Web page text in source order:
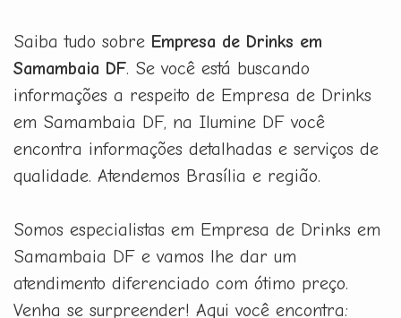
Saiba tudo sobre Empresa de Drinks em
Samambaia DF. Se você está buscando
informações a respeito de Empresa de Drinks
em Samambaia DF, na Ilumine DF você
encontra informações detalhadas e serviços de
qualidade. Atendemos Brasília e região.
Somos especialistas em Empresa de Drinks em
Samambaia DF e vamos lhe dar um
atendimento diferenciado com ótimo preço.
Venha se surpreender! Aqui você encontra: